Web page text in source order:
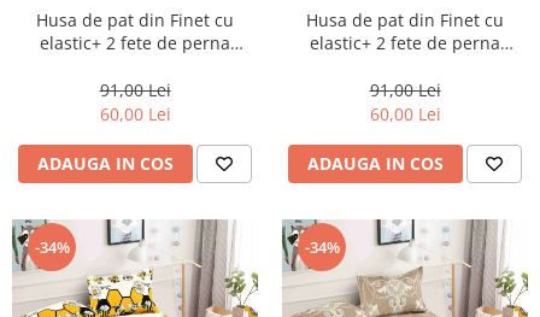
Husa de pat din Finet cu
elastic+ 2 fete de perna
91,00 Lei
60,00 Lei
ADAUGA IN COS
Husa de pat din Finet cu
elastic+ 2 fete de perna
91,00 Lei
60,00 Lei
ADAUGA IN COS
-34% -34%